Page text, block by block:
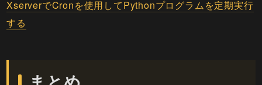
XserverでCronを使用してPythonプログラムを定期実行
する